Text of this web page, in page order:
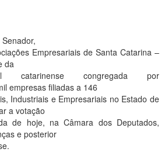
Empresariais de Santa Catarina –
da
catarinense congregada por
empresas filiadas a 146
Industriais e Empresariais no Estado de
a votação
de hoje, na Câmara dos Deputados,
e posterior